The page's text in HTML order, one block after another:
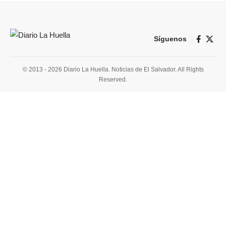
Síguenos
© 2013 - 2026 Diario La Huella. Noticias de El Salvador. All Rights
Reserved.